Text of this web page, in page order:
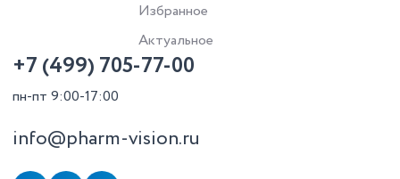
Избранное
Актуальное
+7 (499) 705-77-00
пн-пт 9:00-17:00
info@pharm-vision.ru